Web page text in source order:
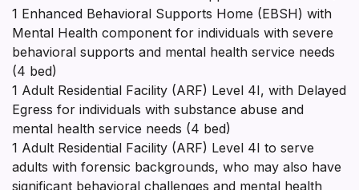
1 Enhanced Behavioral Supports Home (EBSH) with
Mental Health component for individuals with severe
behavioral supports and mental health service needs
(4 bed)
1 Adult Residential Facility (ARF) Level 4I, with Delayed
Egress for individuals with substance abuse and
mental health service needs (4 bed)
1 Adult Residential Facility (ARF) Level 4I to serve
adults with forensic backgrounds, who may also have
significant behavioral challenges and mental health